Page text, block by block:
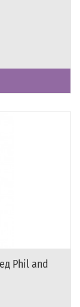
Phil and